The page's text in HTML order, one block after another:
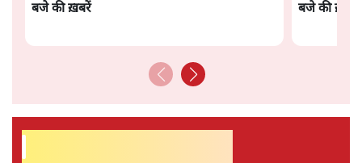
ताजा खबरें